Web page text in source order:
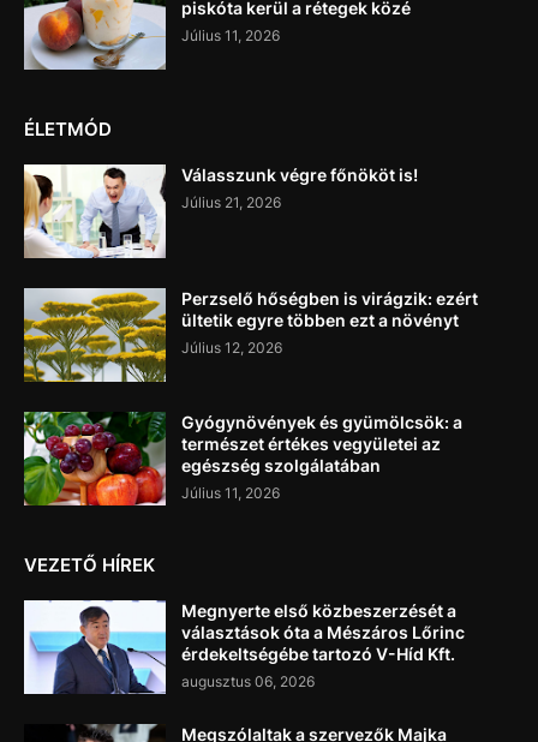
piskóta kerül a rétegek közé
Július 11, 2026
ÉLETMÓD
Válasszunk végre főnököt is!
Július 21, 2026
Perzselő hőségben is virágzik: ezért
ültetik egyre többen ezt a növényt
Július 12, 2026
Gyógynövények és gyümölcsök: a
természet értékes vegyületei az
egészség szolgálatában
Július 11, 2026
VEZETŐ HÍREK
Megnyerte első közbeszerzését a
választások óta a Mészáros Lőrinc
érdekeltségébe tartozó V-Híd Kft.
augusztus 06, 2026
Megszólaltak a szervezők Majka